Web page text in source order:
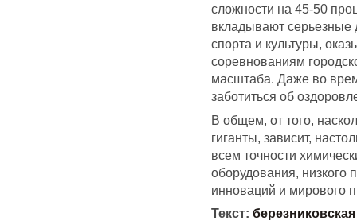
сложности на 45-50
вкладывают серьезные
спорта и культуры,
соревнованиям
масштаба. Даже во
заботиться об
В общем, от того,
гиганты, зависит,
всем точности
оборудования, низкого
инноваций и мирового
Текст: